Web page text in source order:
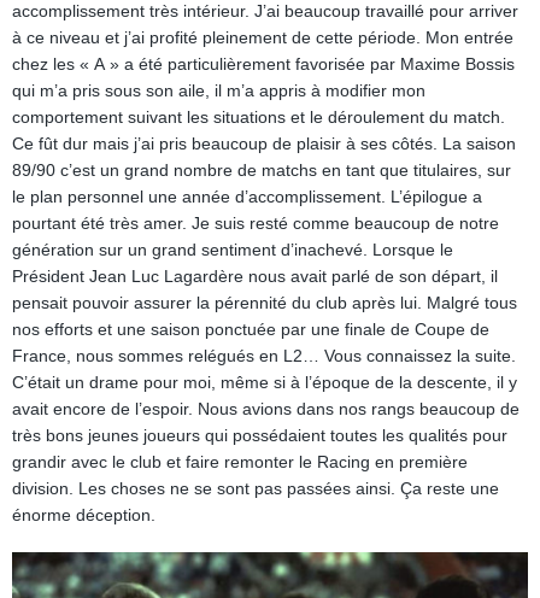
accomplissement très intérieur. J’ai beaucoup travaillé pour arriver
à ce niveau et j’ai profité pleinement de cette période. Mon entrée
chez les « A » a été particulièrement favorisée par Maxime Bossis
qui m’a pris sous son aile, il m’a appris à modifier mon
comportement suivant les situations et le déroulement du match.
Ce fût dur mais j’ai pris beaucoup de plaisir à ses côtés. La saison
89/90 c’est un grand nombre de matchs en tant que titulaires, sur
le plan personnel une année d’accomplissement. L’épilogue a
pourtant été très amer. Je suis resté comme beaucoup de notre
génération sur un grand sentiment d’inachevé. Lorsque le
Président Jean Luc Lagardère nous avait parlé de son départ, il
pensait pouvoir assurer la pérennité du club après lui. Malgré tous
nos efforts et une saison ponctuée par une finale de Coupe de
France, nous sommes relégués en L2… Vous connaissez la suite.
C’était un drame pour moi, même si à l’époque de la descente, il y
avait encore de l’espoir. Nous avions dans nos rangs beaucoup de
très bons jeunes joueurs qui possédaient toutes les qualités pour
grandir avec le club et faire remonter le Racing en première
division. Les choses ne se sont pas passées ainsi. Ça reste une
énorme déception.